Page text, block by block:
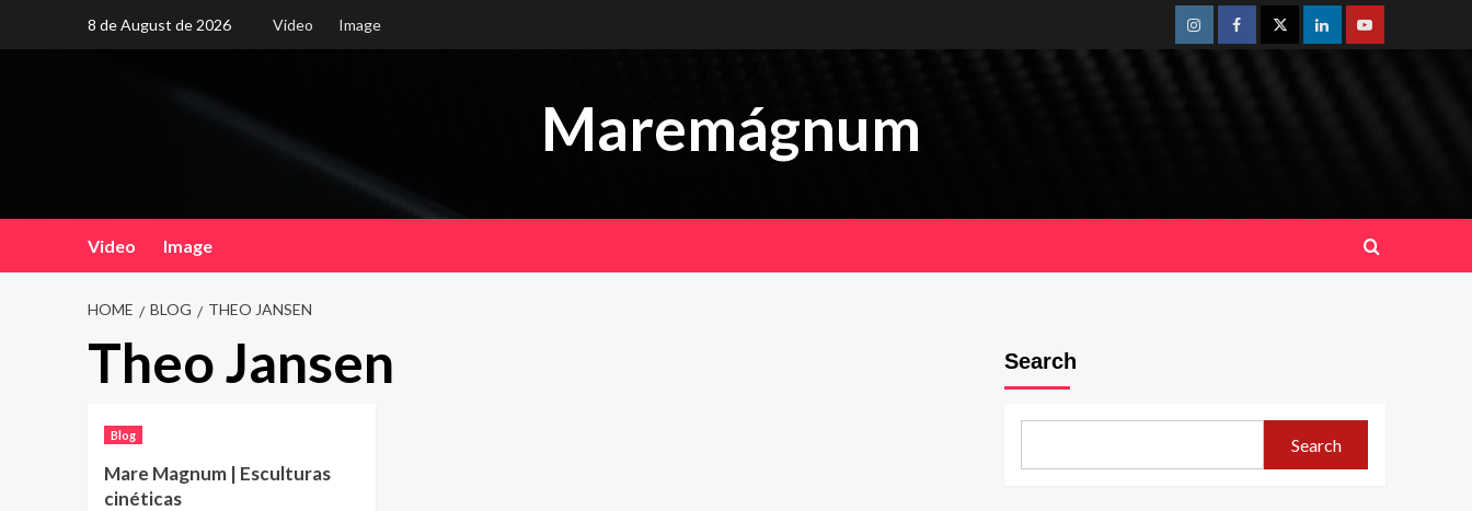
8 de August de 2026 Video Image
InstagramFacebookTwitterLinkedinYoutube
Maremágnum
Video Image
HOME BLOG THEO JANSEN
Theo Jansen
Blog
Mare Magnum | Esculturas
cinéticas
Search
Search